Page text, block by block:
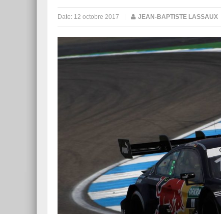
Date: 12 octobre 2017 JEAN-BAPTISTE LASSAUX